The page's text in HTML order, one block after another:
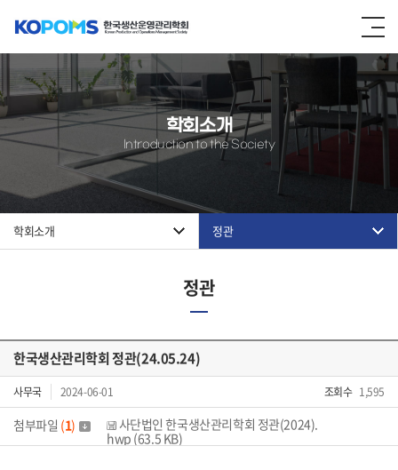
학회소개
Introduction to the Society
학회소개 정관
정관
한국생산관리학회 정관(24.05.24)
사무국 2024-06-01 조회수 1,595
첨부파일 (1)
사단법인 한국생산관리학회 정관(2024).
hwp (63.5 KB)